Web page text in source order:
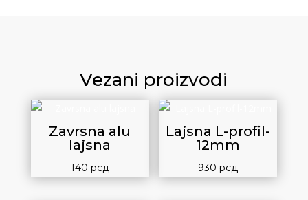
Vezani proizvodi
Zavrsna alu
lajsna
140 рсд
Lajsna L-profil-
12mm
930рсд